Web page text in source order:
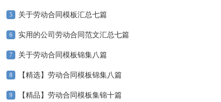
5 关于劳动合同模板汇总七篇
6 实用的公司劳动合同范文汇总七篇
7 关于劳动合同模板锦集八篇
8 【精选】劳动合同模板锦集八篇
9 【精品】劳动合同模板集锦十篇